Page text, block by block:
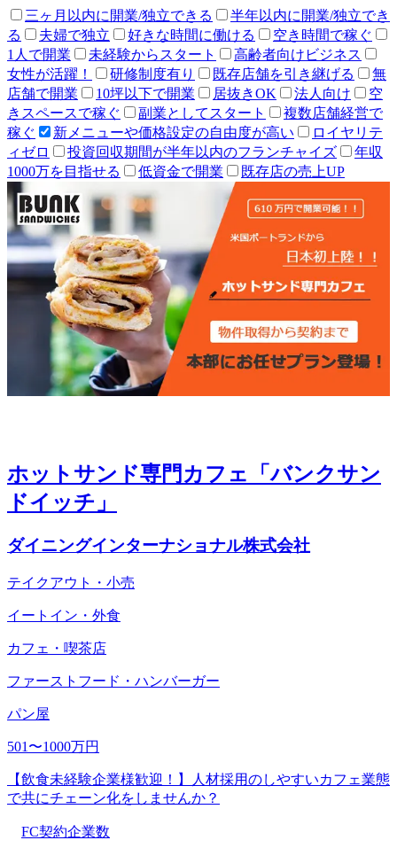
三ヶ月以内に開業/独立できる
半年以内に開業/独立でき
る
夫婦で独立 好きな時間に働ける
空き時間で稼ぐ
1人で開業
未経験からスタート
高齢者向けビジネス
女性が活躍！
研修制度有り 既存店舗を引き継げる
無
店舗で開業
10坪以下で開業 居抜きOK 法人向け
空
きスペースで稼ぐ
副業としてスタート
複数店舗経営で
稼ぐ
新メニューや価格設定の自由度が高い
ロイヤリテ
ィゼロ
投資回収期間が半年以内のフランチャイズ
年収
1000万を目指せる
低資金で開業 既存店の売上UP
ホットサンド専門カフェ「バンクサン
ドイッチ」
ダイニングインターナショナル株式会社
テイクアウト・小売
イートイン・外食
カフェ・喫茶店
ファーストフード・ハンバーガー
パン屋
501〜1000万円
【飲食未経験企業様歓迎！】人材採用のしやすいカフェ業態
で共にチェーン化をしませんか？
FC契約企業数